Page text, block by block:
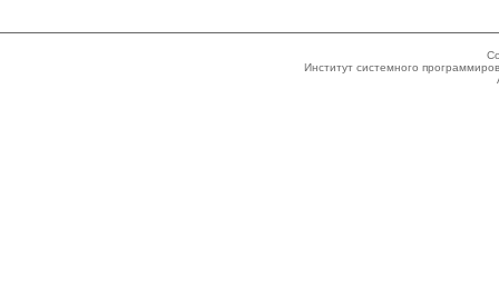
Институт системного